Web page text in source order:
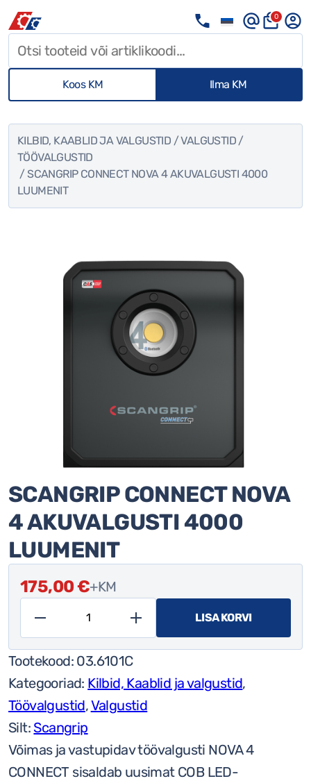
0
Koos KM Ilma KM
KILBID, KAABLID JA VALGUSTID /VALGUSTID /
TÖÖVALGUSTID
/ SCANGRIP CONNECT NOVA 4 AKUVALGUSTI 4000
LUUMENIT
SCANGRIP CONNECT NOVA
4 AKUVALGUSTI 4000
LUUMENIT
175,00€+KM
Connect
4
akuvalgusti
4000
luumenit
LISA KORVI
Tootekood: 03.6101C
Kategooriad: Kilbid, Kaablid ja valgustid,
Töövalgustid,Valgustid
Silt: Scangrip
Võimas ja vastupidav töövalgusti NOVA 4
CONNECT sisaldab uusimat COB LED-